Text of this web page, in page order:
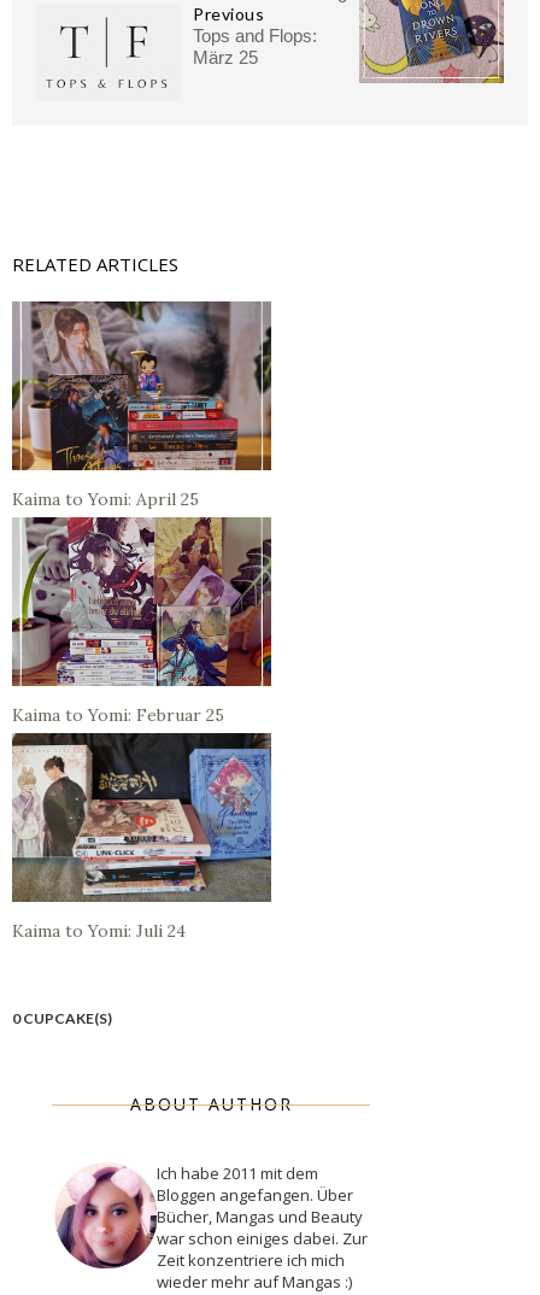
Previous
Tops and Flops:
März 25
RELATED ARTICLES
Kaima to Yomi: April 25
Kaima to Yomi: Februar 25
Kaima to Yomi: Juli 24
0 CUPCAKE(S)
ABOUT AUTHOR
Ich habe 2011 mit dem
Bloggen angefangen. Über
Bücher, Mangas und Beauty
war schon einiges dabei. Zur
Zeit konzentriere ich mich
wieder mehr auf Mangas :)